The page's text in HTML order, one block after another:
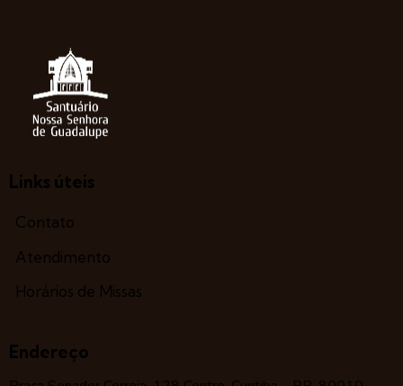
Links úteis
Contato
Atendimento
Horários de Missas
Endereço